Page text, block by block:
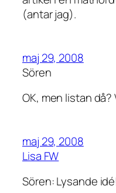
(antar jag).
maj 29, 2008
Sören
OK, men listan då?
maj 29, 2008
Lisa FW
Sören: Lysande